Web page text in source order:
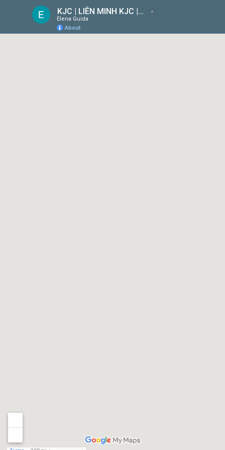
KJC | LIÊN MINH KJC | MỖI BƯỚC ĐI - MỖI Ý TƯỞNG
Elena Guida
About